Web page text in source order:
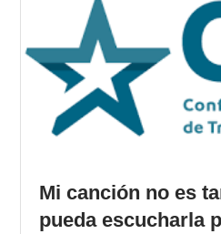
Mi canción no es
pueda escucharla